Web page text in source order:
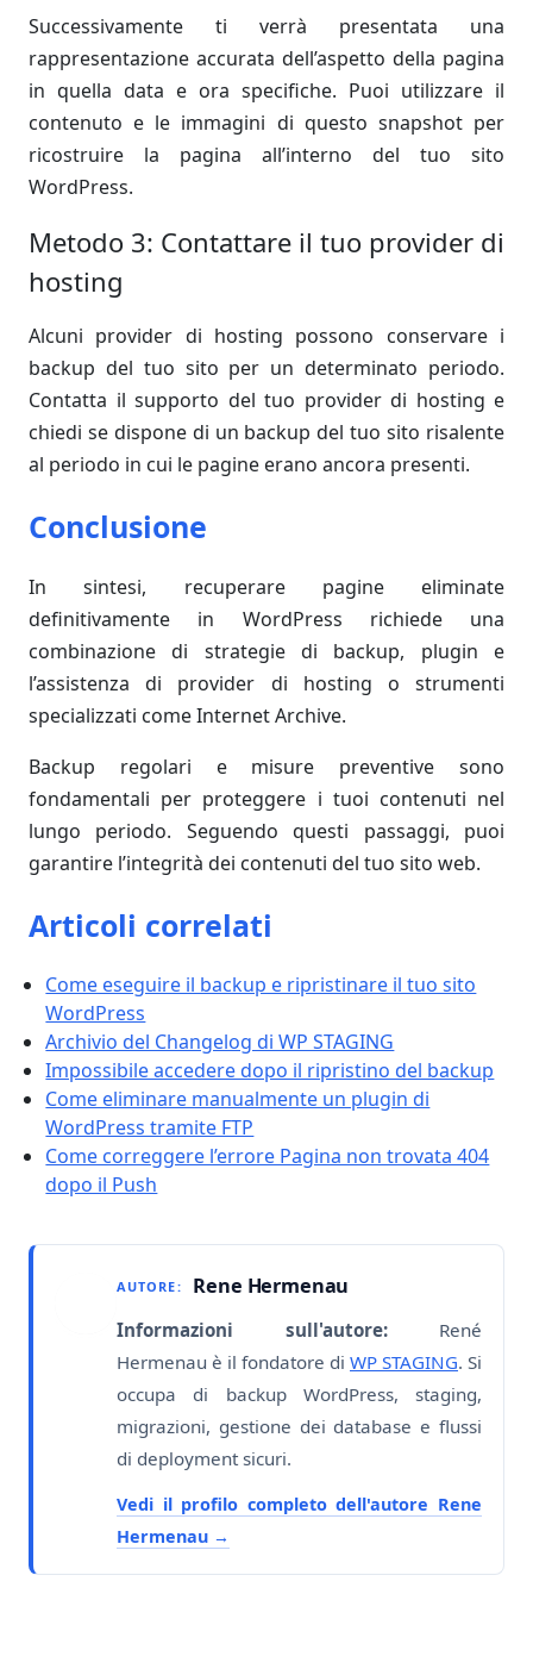
Successivamente ti verrà presentata una
rappresentazione accurata dell’aspetto della pagina
in quella data e ora specifiche. Puoi utilizzare il
contenuto e le immagini di questo snapshot per
ricostruire la pagina all’interno del tuo sito
WordPress.
Metodo 3: Contattare il tuo provider di
hosting
Alcuni provider di hosting possono conservare i
backup del tuo sito per un determinato periodo.
Contatta il supporto del tuo provider di hosting e
chiedi se dispone di un backup del tuo sito risalente
al periodo in cui le pagine erano ancora presenti.
Conclusione
In sintesi, recuperare pagine eliminate
definitivamente in WordPress richiede una
combinazione di strategie di backup, plugin e
l’assistenza di provider di hosting o strumenti
specializzati come Internet Archive.
Backup regolari e misure preventive sono
fondamentali per proteggere i tuoi contenuti nel
lungo periodo. Seguendo questi passaggi, puoi
garantire l’integrità dei contenuti del tuo sito web.
Articoli correlati
Come eseguire il backup e ripristinare il tuo sito
WordPress
Archivio del Changelog di WP STAGING
Impossibile accedere dopo il ripristino del backup
Come eliminare manualmente un plugin di
WordPress tramite FTP
Come correggere l’errore Pagina non trovata 404
dopo il Push
AUTORE: Rene Hermenau
Informazioni sull'autore:René
Hermenau è il fondatore di WP STAGING. Si
occupa di backup WordPress, staging,
migrazioni, gestione dei database e flussi
di deployment sicuri.
Vedi il profilo completo dell'autore Rene
Hermenau